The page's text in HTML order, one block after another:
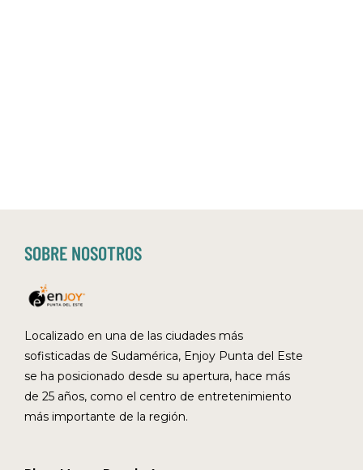
SOBRE NOSOTROS
Localizado en una de las ciudades más
sofisticadas de Sudamérica, Enjoy Punta del Este
se ha posicionado desde su apertura, hace más
de 25 años, como el centro de entretenimiento
más importante de la región.